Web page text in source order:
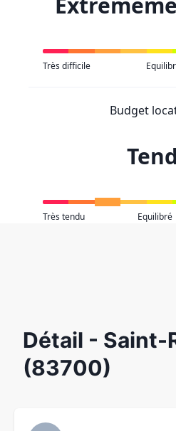
Très difficile
Budget
Très tendu Equilibré
Détail - Saint-
(83700)